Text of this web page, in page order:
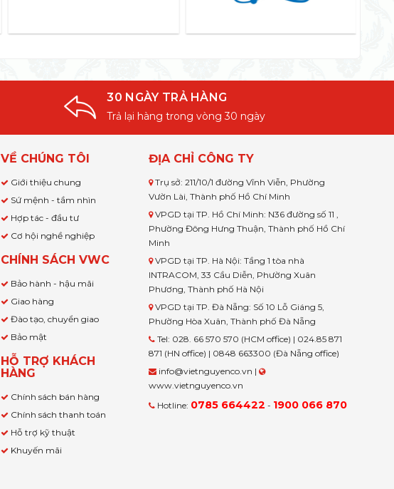
30 NGÀY TRẢ HÀNG
Trả lại hàng trong vòng 30 ngày
VỀ CHÚNG TÔI
Giới thiệu chung
Sứ mệnh - tầm nhìn
Hợp tác - đầu tư
Cơ hội nghề nghiệp
CHÍNH SÁCH VWC
Bảo hành - hậu mãi
Giao hàng
Đào tạo, chuyển giao
Bảo mật
HỖ TRỢ KHÁCH
HÀNG
Chính sách bán hàng
Chính sách thanh toán
Hỗ trợ kỹ thuật
Khuyến mãi
ĐỊA CHỈ CÔNG TY
Trụ sở: 211/10/1 đường Vĩnh Viễn, Phường
Vườn Lài, Thành phố Hồ Chí Minh
VPGD tại TP. Hồ Chí Minh: N36 đường số 11 ,
Phường Đông Hưng Thuận, Thành phố Hồ Chí
Minh
VPGD tại TP. Hà Nội: Tầng 1 tòa nhà
INTRACOM, 33 Cầu Diễn, Phường Xuân
Phương, Thành phố Hà Nội
VPGD tại TP. Đà Nẵng: Số 10 Lỗ Giáng 5,
Phường Hòa Xuân, Thành phố Đà Nẵng
Tel: 028. 66 570 570 (HCM office) | 024.85 871
871 (HN office) | 0848 663300 (Đà Nẵng office)
info@vietnguyenco.vn |
www.vietnguyenco.vn
Hotline: 0785 664422 - 1900 066 870